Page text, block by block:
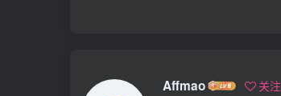
Affmao 关注